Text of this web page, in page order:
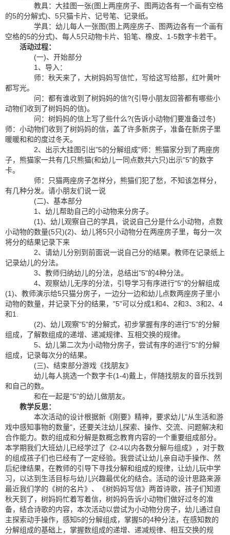
教具：大挂图一张(图上两座房子、图两边各有一个画有空格
的5的分解式)、5只猫卡片、记号笔、记录纸。
学具：幼儿每人一张图(图上两座房子、图两边各有一个画有
空格的5的分式)、每人5只动物卡片、铅笔、橡皮、1-5数字卡若干。
活动过程：
(一)、开始部分
1、导入：
师：秋天来了，大树妈妈写信忙，写给这写给那，红叶黄叶
都写光。
问：都有谁收到了树妈妈的信?(引导小朋友回答都有哪些小
动物们收到了树妈妈的信)。
问：树妈妈的信上写了些什么?(告诉小动物们要准备过冬)
师：小动物们收到了树妈妈的信，盖了许多新房子，准备在新房子里
暖暖和和的度过冬天。
2、出示大挂图引出"5的分解组成"师：熊猫家分到了两座房
子，熊猫家一共有几只熊猫(和幼儿一同点数共六只)出示"5"的数字
卡。
师：只猫两座房子怎样分，熊猫们犯了愁，不知该怎样分，
有几种分发。请小朋友们说一说
(二)、基本部分
1、幼儿帮助自己的小动物来分房子。
(1)、幼儿观察自己的学具，说说自己分是什么小动物，点数
小动物的数量(5只)(2)、幼儿将5只小动物分在两座房子里，每分一次
将分的结果记录下来
2、请幼儿分别到前面说一说自己分的结果。教师在记录纸上
记录幼儿的分法。
3、教师归纳幼儿的分法，总结出"5"的4种分法。
4、观察幼儿无序的分法，引导学习有序进行"5"的分解组成
(1)、教师演示给5只猫分房子，一边分一边和幼儿点数两座房子里小
动物的数量，并记录下分的结果，"5"可以分成1和4、2和3、3和2、4
和1.
(2)、幼儿观察"5"的分解式，初步掌握有序的进行"5"的分解
组成，了解数组成的递增、递减规律、互相交换的规律。
5、幼儿第二次为小动物分房子，尝试有序的进行"5"的分解
组成，记录每次分的结果。
(三)、结束部分游戏《找朋友》
幼儿每人挑选一个数字卡(1-4)戴上，伴随找朋友的音乐找到
和自己的数。
和在一起是"5"的幼儿做朋友。
教学反思：
本次活动的设计根据新《刚要》精神，要求幼儿"从生活和游
戏中感知事物的数量"，还要关注幼儿探索、操作、交流、问题解决和
合作能力。数的组成和分解是数概念教育内容的一个重要组成部分。
本学期我们大班幼儿已经学过了《2-4以内各数分解与组成》，对于数
的组成孩子们也已经有了一定经验。我尝试让幼儿亲自动手操作、然
后纪律结果，在教师的引导下寻找分解和组成的规律，让幼儿玩中学
习，以达到生活目标与幼儿兴趣最优化的结合。活动的设计思路来源
最近我们学的《树的名片》、《树妈妈写信》两首诗歌，孩子们知道
秋天到了，树妈妈忙着写着信，树妈妈告诉小动物们做好过冬的准
备，结合诗歌的内容，本次活动以尝试为小动物分房子，幼儿通过自
主探索动手操作，感知5的分解组成，掌握5的4种分法，在感知数的
分解组成的基础上，掌握数组成的递增、递减规律、相互交换的规